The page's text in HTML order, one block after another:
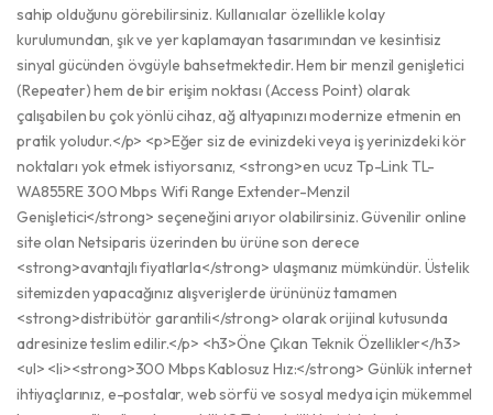
sahip olduğunu görebilirsiniz. Kullanıcılar özellikle kolay
kurulumundan, şık ve yer kaplamayan tasarımından ve kesintisiz
sinyal gücünden övgüyle bahsetmektedir. Hem bir menzil genişletici
(Repeater) hem de bir erişim noktası (Access Point) olarak
çalışabilen bu çok yönlü cihaz, ağ altyapınızı modernize etmenin en
pratik yoludur.</p> <p>Eğer siz de evinizdeki veya iş yerinizdeki kör
noktaları yok etmek istiyorsanız, <strong>en ucuz Tp-Link TL-
WA855RE 300 Mbps Wifi Range Extender-Menzil
Genişletici</strong> seçeneğini arıyor olabilirsiniz. Güvenilir online
site olan Netsiparis üzerinden bu ürüne son derece
<strong>avantajlı fiyatlarla</strong> ulaşmanız mümkündür. Üstelik
sitemizden yapacağınız alışverişlerde ürününüz tamamen
<strong>distribütör garantili</strong> olarak orijinal kutusunda
adresinize teslim edilir.</p> <h3>Öne Çıkan Teknik Özellikler</h3>
<ul> <li><strong>300 Mbps Kablosuz Hız:</strong> Günlük internet
ihtiyaçlarınız, e-postalar, web sörfü ve sosyal medya için mükemmel